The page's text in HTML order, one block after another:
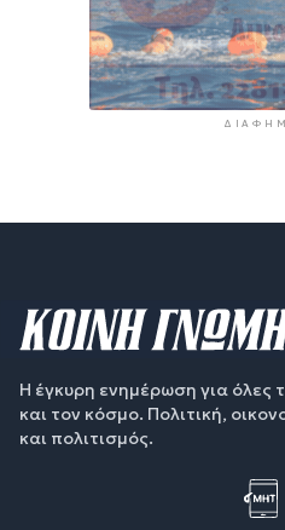
Η έγκυρη ενημέρωση για όλες
και τον κόσμο. Πολιτική,
και πολιτισμός.